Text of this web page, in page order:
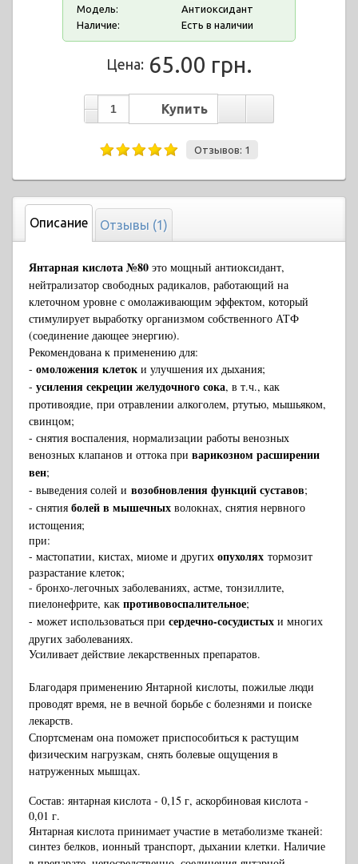
Модель:
Антиоксидант
Наличие:
Есть в наличии
Цена: 65.00 грн.
Отзывов: 1
Описание Отзывы (1)
Янтарная кислота №80 это мощный антиоксидант,
нейтрализатор свободных радикалов, работающий на
клеточном уровне с омолаживающим эффектом, который
стимулирует выработку организмом собственного АТФ
(соединение дающее энергию).
Рекомендована к применению для:
- омоложения клеток и улучшения их дыхания;
- усиления секреции желудочного сока, в т.ч., как
противоядие, при отравлении алкоголем, ртутью, мышьяком,
свинцом;
- снятия воспаления, нормализации работы венозных
венозных клапанов и оттока при варикозном расширении
вен;
- выведения солей и возобновления функций суставов;
- снятия болей в мышечных волокнах, снятия нервного
истощения;
при:
- мастопатии, кистах, миоме и других опухолях тормозит
разрастание клеток;
- бронхо-легочных заболеваниях, астме, тонзиллите,
пиелонефрите, как противовоспалительное;
- может использоваться при сердечно-сосудистых и многих
других заболеваниях.
Усиливает действие лекарственных препаратов.
Благодаря применению Янтарной кислоты, пожилые люди
проводят время, не в вечной борьбе с болезнями и поиске
лекарств.
Спортсменам она поможет приспособиться к растущим
физическим нагрузкам, снять болевые ощущения в
натруженных мышцах.
Состав: янтарная кислота - 0,15 г, аскорбиновая кислота -
0,01 г.
Янтарная кислота принимает участие в метаболизме тканей:
синтез белков, ионный транспорт, дыхании клетки. Наличие